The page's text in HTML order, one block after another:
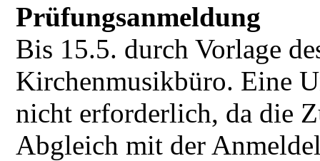
Prüfungsanmeldung
Bis 15.5. durch Vorlage
Kirchenmusikbüro. Eine
nicht erforderlich, da die
Abgleich mit der